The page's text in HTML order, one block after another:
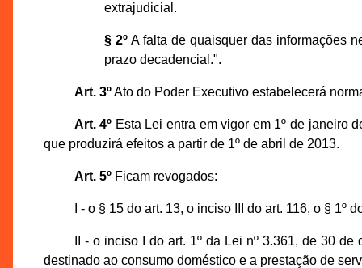
extrajudicial.
§ 2º A falta de quaisquer das informações
prazo decadencial.".
Art. 3ºAto do Poder Executivo estabelecerá
Art. 4º Esta Lei entra em vigor em 1º de janeiro
que produzirá efeitos a partir de 1º de abril de 2013.
Art. 5ºFicam revogados:
I - o § 15 do art. 13, o inciso III do art. 116, o § 1º
II - o inciso I do art. 1º da Lei nº 3.361, de 30
destinado ao consumo doméstico e a prestação de